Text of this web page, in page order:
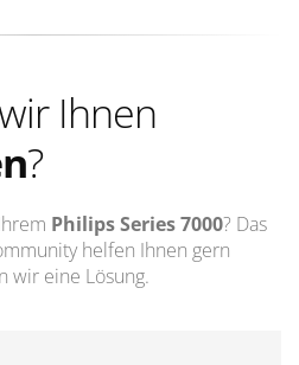
Ihnen
?
Philips Series 7000? Das
helfen Ihnen gern
wir eine Lösung.